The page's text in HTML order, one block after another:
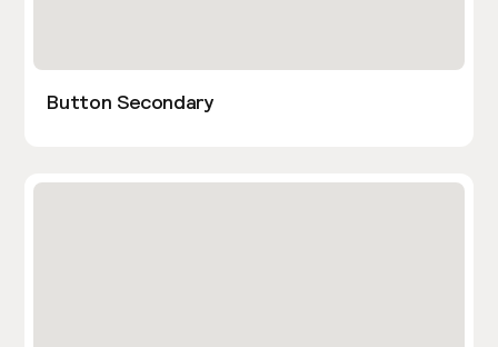
Button Secondary